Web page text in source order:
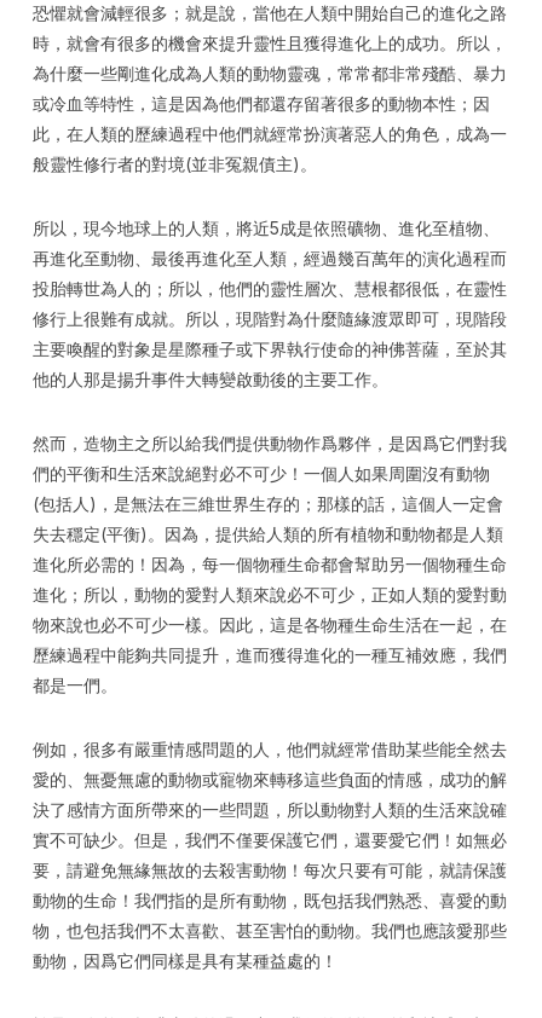
恐懼就會減輕很多；就是說，當他在人類中開始自己的進化之路
時，就會有很多的機會來提升靈性且獲得進化上的成功。所以，
為什麼一些剛進化成為人類的動物靈魂，常常都非常殘酷、暴力
或冷血等特性，這是因為他們都還存留著很多的動物本性；因
此，在人類的歷練過程中他們就經常扮演著惡人的角色，成為一
般靈性修行者的對境(並非冤親債主)。
所以，現今地球上的人類，將近5成是依照礦物、進化至植物、
再進化至動物、最後再進化至人類，經過幾百萬年的演化過程而
投胎轉世為人的；所以，他們的靈性層次、慧根都很低，在靈性
修行上很難有成就。所以，現階對為什麼隨緣渡眾即可，現階段
主要喚醒的對象是星際種子或下界執行使命的神佛菩薩，至於其
他的人那是揚升事件大轉變啟動後的主要工作。
然而，造物主之所以給我們提供動物作爲夥伴，是因爲它們對我
們的平衡和生活來說絕對必不可少！一個人如果周圍沒有動物
(包括人)，是無法在三維世界生存的；那樣的話，這個人一定會
失去穩定(平衡)。因為，提供給人類的所有植物和動物都是人類
進化所必需的！因為，每一個物種生命都會幫助另一個物種生命
進化；所以，動物的愛對人類來說必不可少，正如人類的愛對動
物來說也必不可少一樣。因此，這是各物種生命生活在一起，在
歷練過程中能夠共同提升，進而獲得進化的一種互補效應，我們
都是一們。
例如，很多有嚴重情感問題的人，他們就經常借助某些能全然去
愛的、無憂無慮的動物或寵物來轉移這些負面的情感，成功的解
決了感情方面所帶來的一些問題，所以動物對人類的生活來說確
實不可缺少。但是，我們不僅要保護它們，還要愛它們！如無必
要，請避免無緣無故的去殺害動物！每次只要有可能，就請保護
動物的生命！我們指的是所有動物，既包括我們熟悉、喜愛的動
物，也包括我們不太喜歡、甚至害怕的動物。我們也應該愛那些
動物，因爲它們同樣是具有某種益處的！